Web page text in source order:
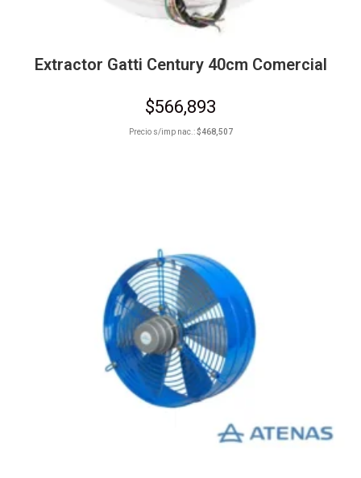
Extractor Gatti Century 40cm Comercial
$566,893
Precio s/imp nac.:$468,507